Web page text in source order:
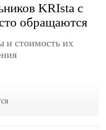
KRIsta с
обращаются
стоимость их